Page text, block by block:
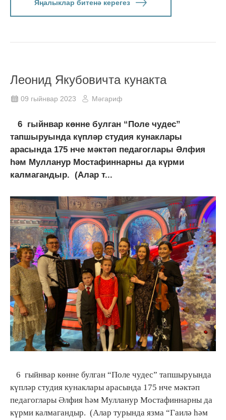
Яңалыклар битенә керегез
Леонид Якубовичта кунакта
09 гыйнвар 2023 Мәгариф
6 гыйнвар көнне булган “Поле чудес”
тапшыруында күпләр студия кунаклары
арасында 175 нче мәктәп педагоглары Әлфия
һәм Мулланур Мостафиннарны да күрми
калмагандыр. (Алар т...
6 гыйнвар көнне булган “Поле чудес” тапшыруында
күпләр студия кунаклары арасында 175 нче мәктәп
педагоглары Әлфия һәм Мулланур Мостафиннарны да
күрми калмагандыр. (Алар турында язма “Гаилә һәм